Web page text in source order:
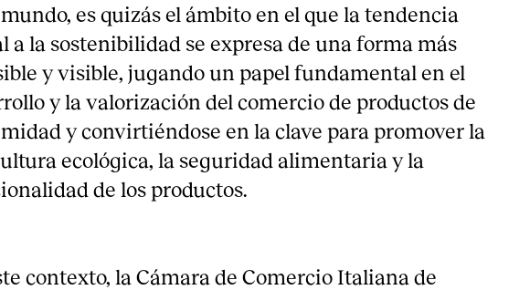
es quizás el ámbito en el que la tendencia
a la sostenibilidad se expresa de una forma más
y visible, jugando un papel fundamental en el
y la valorización del comercio de productos de
y convirtiéndose en la clave para promover la
ecológica, la seguridad alimentaria y la
de los productos.
contexto, la Cámara de Comercio Italiana de